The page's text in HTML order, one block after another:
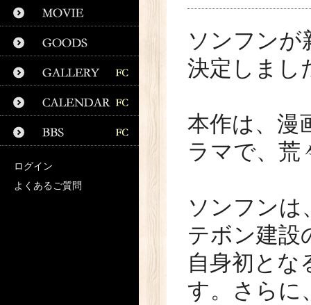
ログイン
よくあるご質問
ソンフンが
決定しまし
本作は、漫
ラマで、荒
ソンフンは
テボン建設
自身初とな
す。さらに